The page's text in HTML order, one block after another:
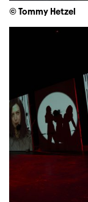
© Tommy Hetzel